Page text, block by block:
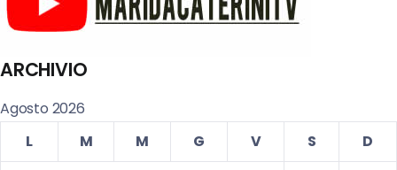
ARCHIVIO
Agosto 2026
L
M M G V S
D